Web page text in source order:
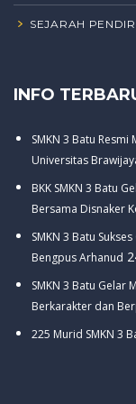
SEJARAH
INFO
SMKN 3 Batu
Universitas
BKK SMKN 3 Batu
Bersama Disnaker
SMKN 3 Batu
Bengpus Arhanud
SMKN 3 Batu Gelar
Berkarakter dan
225 Murid SMKN 3